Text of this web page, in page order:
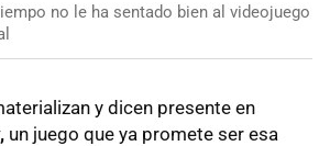
no le ha sentado bien al videojuego
y dicen presente en
un juego que ya promete ser esa